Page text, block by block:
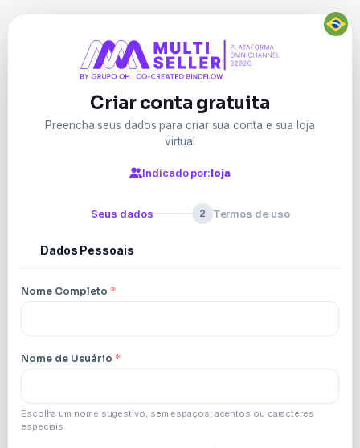
Criar conta gratuita
Preencha seus dados para criar sua conta e sua loja
virtual
Indicado por:loja
Seus dados 2 Termos de uso
Dados Pessoais
Nome Completo *
Nome de Usuário *
Escolha um nome sugestivo, sem espaços, acentos ou caracteres
especiais.